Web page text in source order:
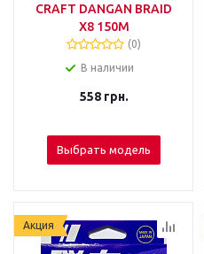
CRAFT DANGAN BRAID
X8 150M
(0)
В наличии
558грн.
Выбрать модель
Акция